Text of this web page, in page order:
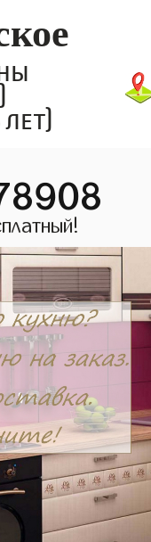
лет)